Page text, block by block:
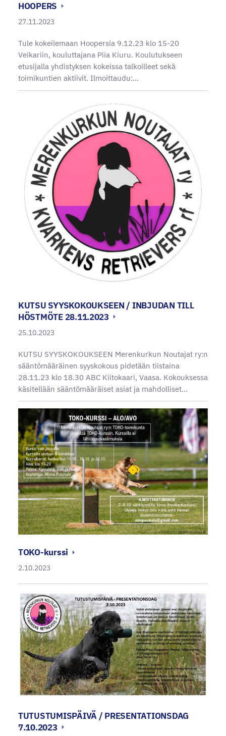
HOOPERS
27.11.2023
Tule kokeilemaan Hoopersia 9.12.23 klo 15-20
Veikariin, kouluttajana Piia Kiuru. Koulutukseen
etusijalla yhdistyksen kokeissa talkoilleet sekä
toimikuntien aktiivit. Ilmoittaudu:…
KUTSU SYYSKOKOUKSEEN / INBJUDAN TILL
HÖSTMÖTE 28.11.2023
25.10.2023
KUTSU SYYSKOKOUKSEEN Merenkurkun Noutajat ry:n
sääntömääräinen syyskokous pidetään tiistaina
28.11.23 klo 18.30 ABC Kiitokaari, Vaasa. Kokouksessa
käsitellään sääntömääräiset asiat ja mahdolliset…
TOKO-kurssi
2.10.2023
TUTUSTUMISPÄIVÄ / PRESENTATIONSDAG
7.10.2023